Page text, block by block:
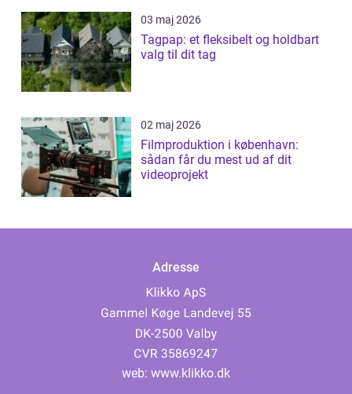
03 maj 2026
Tagpap: et fleksibelt og holdbart
valg til dit tag
02 maj 2026
Filmproduktion i københavn:
sådan får du mest ud af dit
videoprojekt
Adresse
web: www.klikko.dk